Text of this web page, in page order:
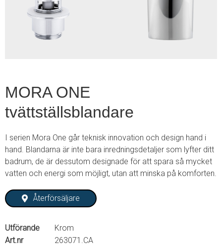
MORA ONE
tvättställsblandare
I serien Mora One går teknisk innovation och design hand i
hand. Blandarna är inte bara inredningsdetaljer som lyfter ditt
badrum, de är dessutom designade för att spara så mycket
vatten och energi som möjligt, utan att minska på komforten.
Återförsäljare
Utförande
Krom
Art.nr
263071.CA